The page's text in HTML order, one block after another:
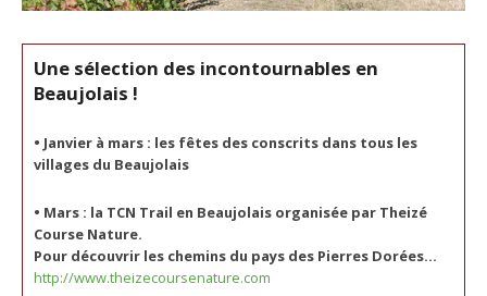
Une sélection des incontournables en
Beaujolais !
• Janvier à mars : les fêtes des conscrits dans tous les
villages du Beaujolais
• Mars : la TCN Trail en Beaujolais organisée par Theizé
Course Nature.
Pour découvrir les chemins du pays des Pierres Dorées...
http://www.theizecoursenature.com